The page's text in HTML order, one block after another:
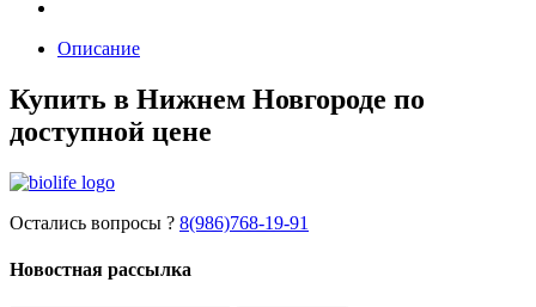
Описание
Купить в Нижнем Новгороде по
доступной цене
Остались вопросы ? 8(986)768-19-91
Новостная рассылка